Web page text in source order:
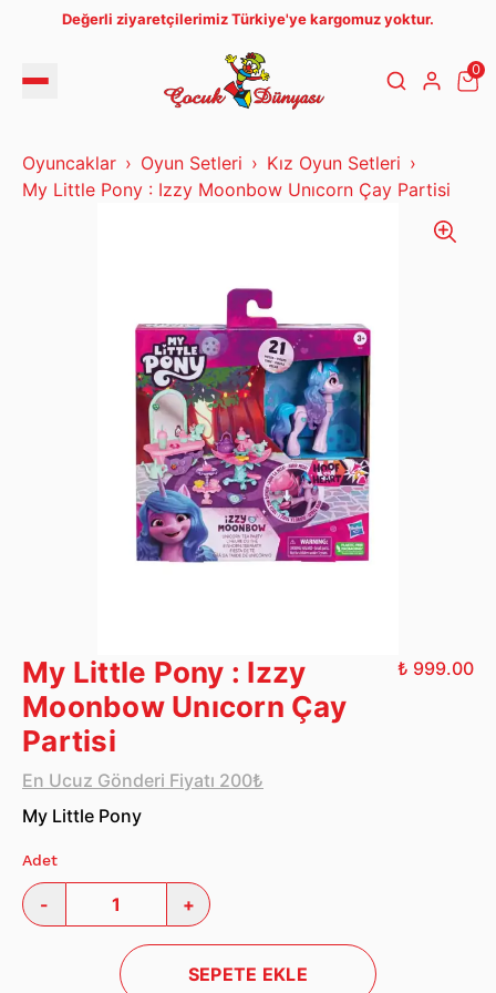
Değerli ziyaretçilerimiz Türkiye'ye kargomuz yoktur.
0
Oyuncaklar Oyun Setleri
Kız Oyun Setleri
My Little Pony : Izzy Moonbow Unıcorn Çay Partisi
My Little Pony : Izzy
Moonbow Unıcorn Çay
Partisi
En Ucuz Gönderi Fiyatı 200₺
₺ 999.00
My Little Pony
Adet
- +
SEPETE EKLE